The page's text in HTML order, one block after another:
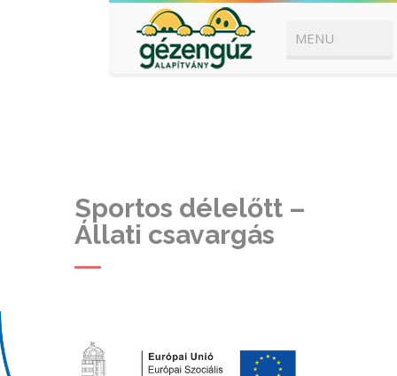
Sportos délelőtt –
Állati csavargás